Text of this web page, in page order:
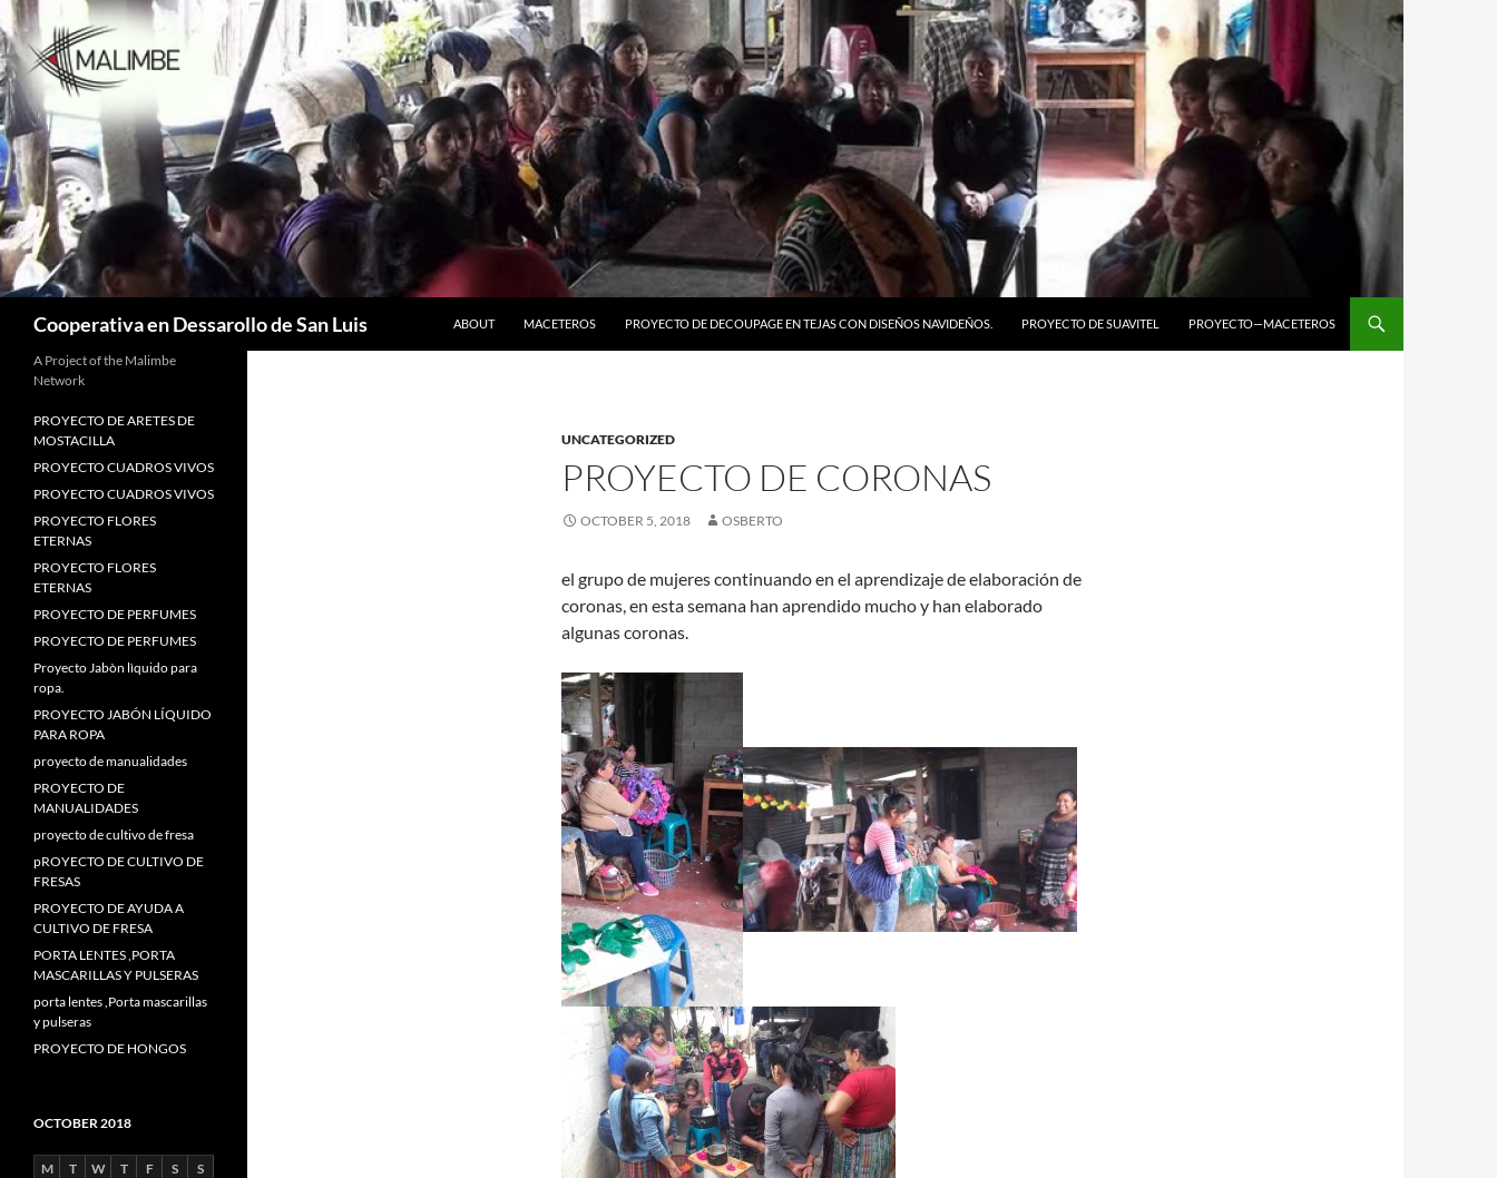
Skip
to
content
Cooperativa en Dessarollo de San Luis ABOUT MACETEROS PROYECTO DE DECOUPAGE EN TEJAS CON DISEÑOS NAVIDEÑOS. PROYECTO DE SUAVITEL PROYECTO—MACETEROS
UNCATEGORIZED
PROYECTO DE CORONAS
OCTOBER 5, 2018 OSBERTO
el grupo de mujeres continuando en el aprendizaje de elaboración de
coronas, en esta semana han aprendido mucho y han elaborado
algunas coronas.
A Project of the Malimbe
Network
PROYECTO DE ARETES DE
MOSTACILLA
PROYECTO CUADROS VIVOS
PROYECTO CUADROS VIVOS
PROYECTO FLORES
ETERNAS
PROYECTO FLORES
ETERNAS
PROYECTO DE PERFUMES
PROYECTO DE PERFUMES
Proyecto Jabòn lìquido para
ropa.
PROYECTO JABÓN LÍQUIDO
PARA ROPA
proyecto de manualidades
PROYECTO DE
MANUALIDADES
proyecto de cultivo de fresa
pROYECTO DE CULTIVO DE
FRESAS
PROYECTO DE AYUDA A
CULTIVO DE FRESA
PORTA LENTES ,PORTA
MASCARILLAS Y PULSERAS
porta lentes ,Porta mascarillas
y pulseras
PROYECTO DE HONGOS
OCTOBER 2018
M T W T F S
S